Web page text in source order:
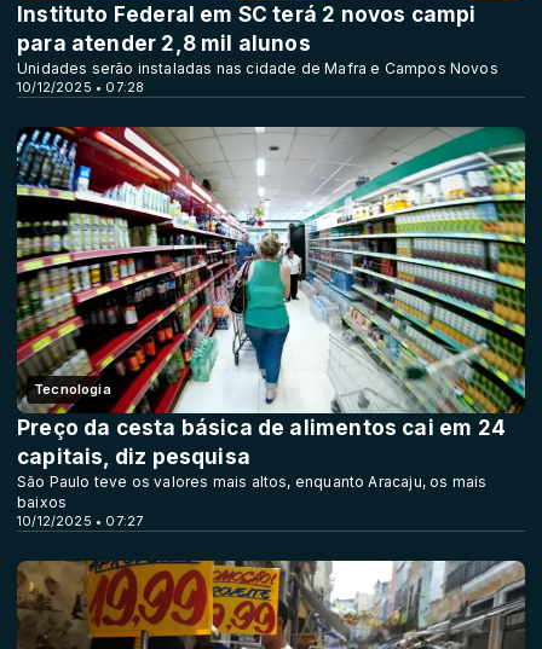
10/12/2025 • 07:28
Instituto Federal em SC terá 2 novos campi
para atender 2,8 mil alunos
Unidades serão instaladas nas cidade de Mafra e Campos Novos
Tecnologia
10/12/2025 • 07:27
Preço da cesta básica de alimentos cai em 24
capitais, diz pesquisa
São Paulo teve os valores mais altos, enquanto Aracaju, os mais
baixos